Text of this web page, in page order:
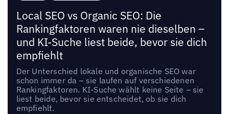
Local SEO vs Organic SEO: Die
Rankingfaktoren waren nie dieselben –
und KI-Suche liest beide, bevor sie dich
empfiehlt
Der Unterschied lokale und organische SEO war
schon immer da – sie laufen auf verschiedenen
Rankingfaktoren. KI-Suche wählt keine Seite – sie
liest beide, bevor sie entscheidet, ob sie dich
empfiehlt.